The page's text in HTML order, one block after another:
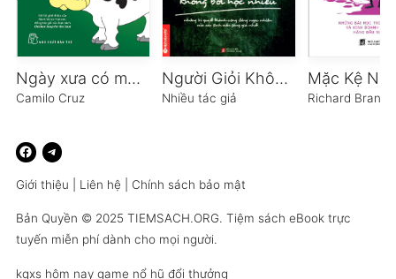
Ngày xưa có một con Bò
Camilo Cruz
Người Giỏi Không Bởi Học Nhiều
Nhiều tác giả Richard
Giới thiệu Liên hệ Chính sách bảo mật
Bản Quyền © 2025 TIEMSACH.ORG. Tiệm sách eBook trực
tuyến miễn phí dành cho mọi người.
kqxs hôm nay game nổ hũ đổi thưởng